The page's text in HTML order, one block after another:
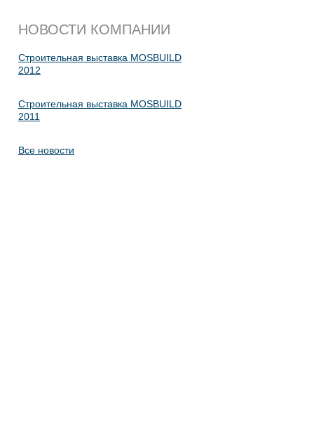
НОВОСТИ КОМПАНИИ
Строительная выставка MOSBUILD
2012
Строительная выставка MOSBUILD
2011
Все новости